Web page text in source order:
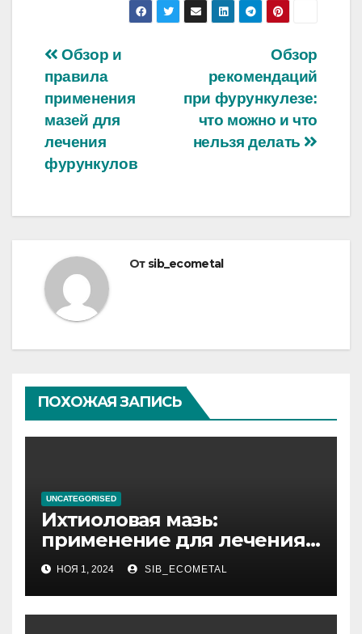
Навигация
по
записям
Обзор
рекомендаций
при фурункулезе:
что можно и что
нельзя делать
Обзор и
правила
применения
мазей для
лечения
фурункулов
От sib_ecometal
ПОХОЖАЯ ЗАПИСЬ
UNCATEGORISED
Ихтиоловая мазь:
применение для лечения
фурункулов
НОЯ 1, 2024 SIB_ECOMETAL